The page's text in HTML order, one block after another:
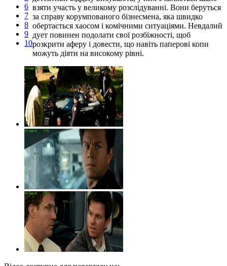
6
7
8
9
10
взяти участь у великому розслідуванні. Вони беруться
за справу корумпованого бізнесмена, яка швидко
обертається хаосом і комічними ситуаціями. Невдалий
дует повинен подолати свої розбіжності, щоб
розкрити аферу і довести, що навіть паперові копи
можуть діяти на високому рівні.